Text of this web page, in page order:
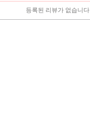
등록된 리뷰가 없습니다.